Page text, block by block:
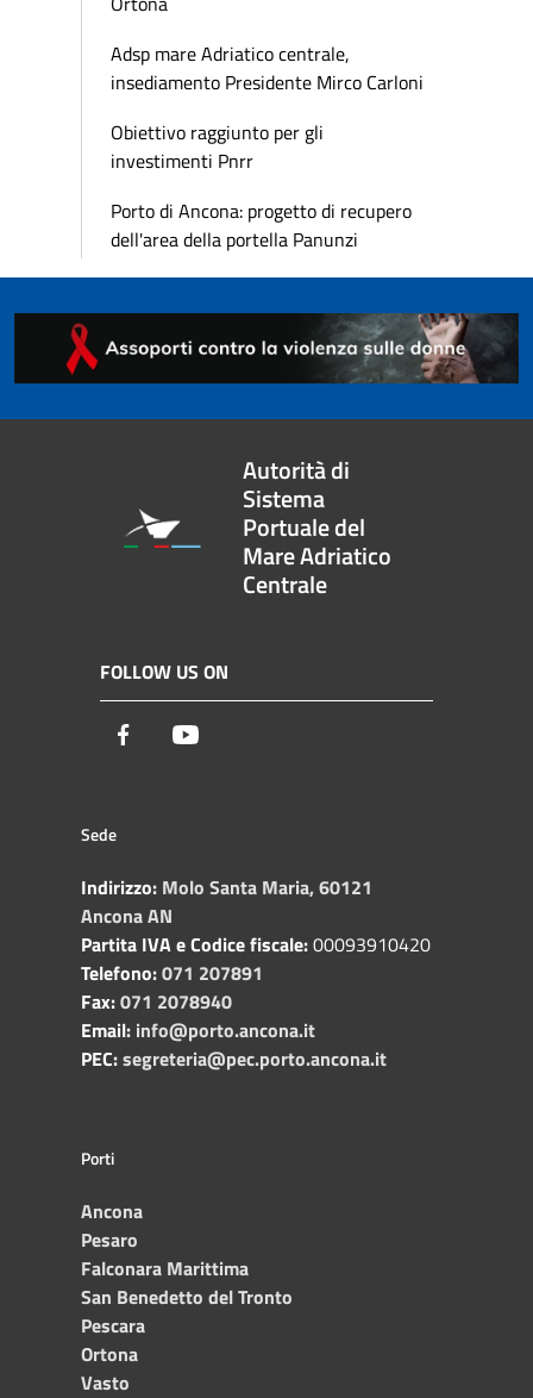
Adsp mare Adriatico centrale,
insediamento Presidente Mirco Carloni
Obiettivo raggiunto per gli
investimenti Pnrr
Porto di Ancona: progetto di recupero
dell'area della portella Panunzi
Autorità di
Sistema
Portuale del
Mare Adriatico
Centrale
FOLLOW US ON
Facebook
Sede
Indirizzo: Molo Santa Maria, 60121
Ancona AN
Partita IVA e Codice fiscale:00093910420
Telefono:071 207891
Fax:071 2078940
Email: info@porto.ancona.it
PEC:segreteria@pec.porto.ancona.it
Porti
Ancona
Pesaro
Falconara Marittima
San Benedetto del Tronto
Pescara
Ortona
Vasto